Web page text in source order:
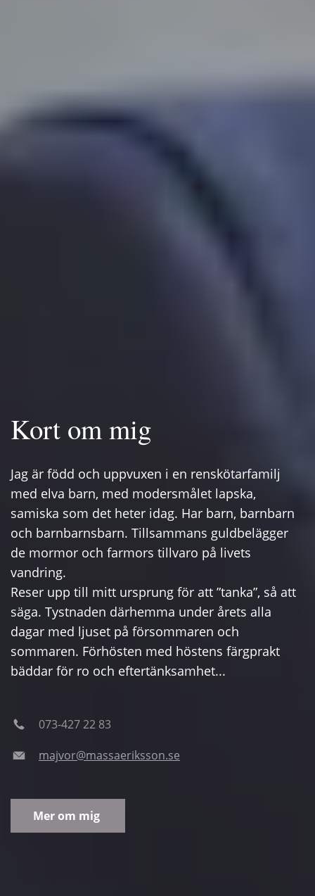
Kort om mig
Jag är född och uppvuxen i en renskötarfamilj
med elva barn, med modersmålet lapska,
samiska som det heter idag. Har barn, barnbarn
och barnbarnsbarn. Tillsammans guldbelägger
de mormor och farmors tillvaro på livets
vandring.
Reser upp till mitt ursprung för att ”tanka”, så att
säga. Tystnaden därhemma under årets alla
dagar med ljuset på försommaren och
sommaren. Förhösten med höstens färgprakt
bäddar för ro och eftertänksamhet...
073-427 22 83
majvor@massaeriksson.se
Mer om mig